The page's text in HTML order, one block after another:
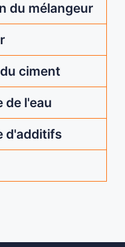
du mélangeur
ciment
de l'eau
d'additifs